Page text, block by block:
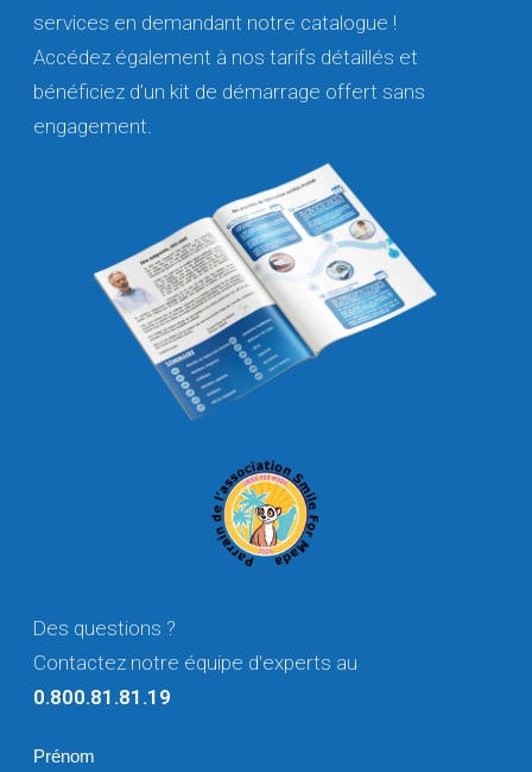
services en demandant notre catalogue !
Accédez également à nos tarifs détaillés et
bénéficiez d’un kit de démarrage offert sans
engagement.
Des questions ?
Contactez notre équipe d'experts au
0.800.81.81.19
Prénom